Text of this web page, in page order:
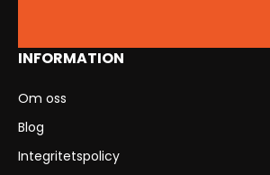
INFORMATION
Om oss
Blog
Integritetspolicy